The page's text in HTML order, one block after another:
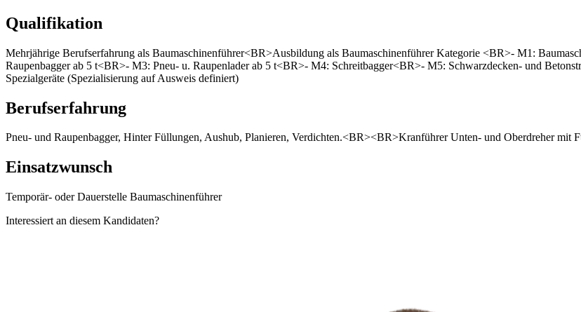
Qualifikation
Mehrjährige Berufserfahrung als Baumaschinenführer<BR>Ausbildung als Baumaschinenführer Kategorie <BR>- M1:
Raupenbagger ab 5 t<BR>- M3: Pneu- u. Raupenlader ab 5 t<BR>- M4: Schreitbagger<BR>- M5: Schwarzdecken- und
Spezialgeräte (Spezialisierung auf Ausweis definiert)
Berufserfahrung
Pneu- und Raupenbagger, Hinter Füllungen, Aushub, Planieren, Verdichten.<BR><BR>Kranführer Unten- und Oberdreher mit
Einsatzwunsch
Temporär- oder Dauerstelle Baumaschinenführer
Interessiert an diesem Kandidaten?